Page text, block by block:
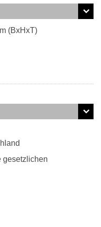
(BxHxT)
Schulterriemen
gesetzlichen